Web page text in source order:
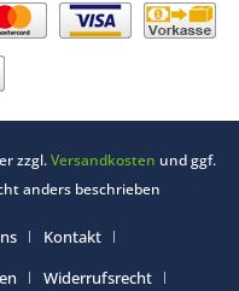
zzgl.Versandkosten und ggf.
anders beschrieben
Kontakt
Widerrufsrecht